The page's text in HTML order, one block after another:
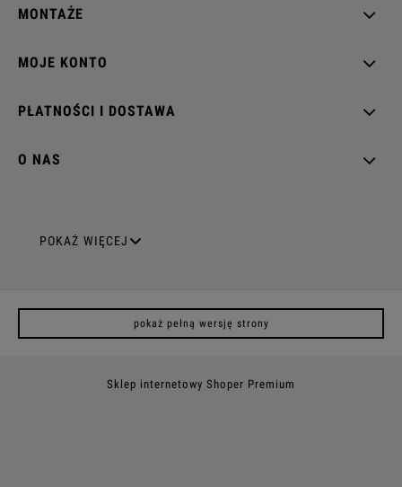
MONTAŻE
MOJE KONTO
PŁATNOŚCI I DOSTAWA
O NAS
GNIAZDA ELEKTRYCZNE
Gniazda podwójne z uziemieniem
POKAŻ WIĘCEJ
pokaż pełną wersję strony
Sklep internetowy Shoper Premium